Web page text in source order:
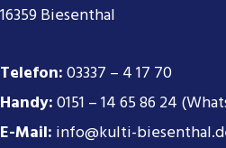
16359 Biesenthal
Telefon:03337 – 4 17 70
Handy:0151 – 14 65 86 24
E-Mail: info@kulti-